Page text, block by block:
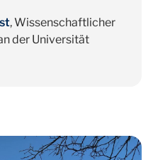
, Wissenschaftlicher
der Universität